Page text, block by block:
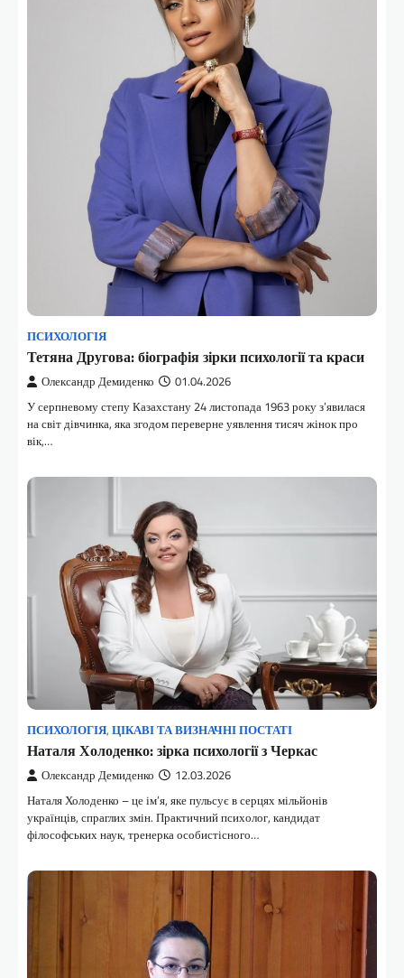
ПСИХОЛОГІЯ
Тетяна Другова: біографія зірки психології та краси
Олександр Демиденко 01.04.2026
У серпневому степу Казахстану 24 листопада 1963 року з’явилася
на світ дівчинка, яка згодом переверне уявлення тисяч жінок про
вік,…
ПСИХОЛОГІЯ, ЦІКАВІ ТА ВИЗНАЧНІ ПОСТАТІ
Наталя Холоденко: зірка психології з Черкас
Олександр Демиденко 12.03.2026
Наталя Холоденко – це ім’я, яке пульсує в серцях мільйонів
українців, спраглих змін. Практичний психолог, кандидат
філософських наук, тренерка особистісного…